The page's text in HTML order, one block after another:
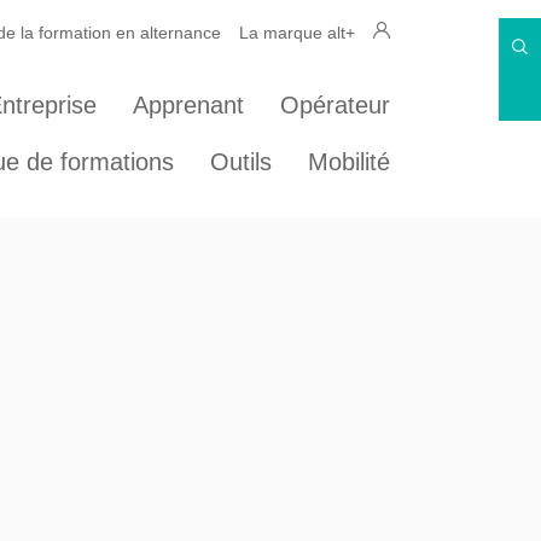
la formation en alternance La marque alt+
Apprenant Opérateur
de formations Outils Mobilité